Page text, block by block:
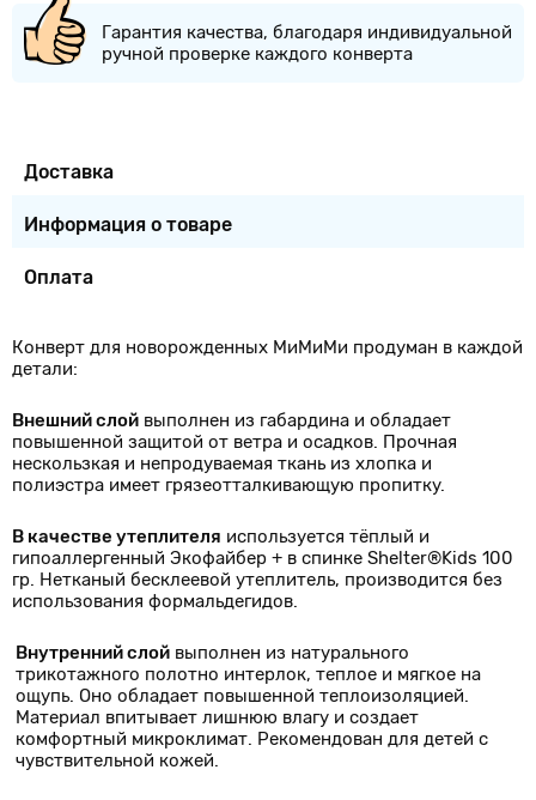
Гарантия качества, благодаря индивидуальной
ручной проверке каждого конверта
Доставка
Информация о товаре
Оплата
Конверт для новорожденных МиМиМи продуман в каждой
детали:
Внешний слой выполнен из габардина и обладает
повышенной защитой от ветра и осадков. Прочная
нескользкая и непродуваемая ткань из хлопка и
полиэстра имеет грязеотталкивающую пропитку.
В качестве утеплителя используется тёплый и
гипоаллергенный Экофайбер + в спинке Shelter®Kids 100
гр. Нетканый бесклеевой утеплитель, производится без
использования формальдегидов.
Внутренний слой выполнен из натурального
трикотажного полотно интерлок, теплое и мягкое на
ощупь. Оно обладает повышенной теплоизоляцией.
Материал впитывает лишнюю влагу и создает
комфортный микроклимат. Рекомендован для детей с
чувствительной кожей.